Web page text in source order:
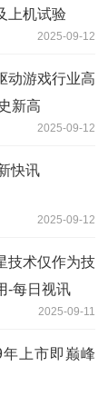
上机试验
2025-09-12
动游戏行业高
新高
2025-09-12
快讯
2025-09-12
技术仅作为技
-每日视讯
2025-09-11
上市即巅峰